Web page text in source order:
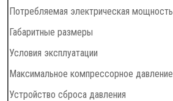
Потребляемая электрическая мощность
Габаритные размеры
Условия эксплуатации
Максимальное компрессорное давление
Устройство сброса давления